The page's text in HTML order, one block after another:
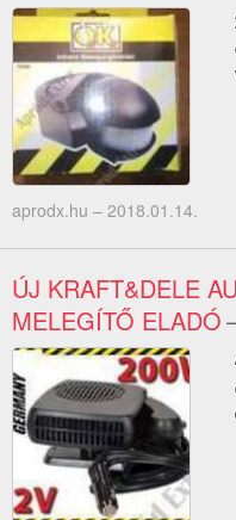
aprodx.hu – 2018.01.14.
ÚJ KRAFT&DELE
MELEGÍTŐ ELADÓ